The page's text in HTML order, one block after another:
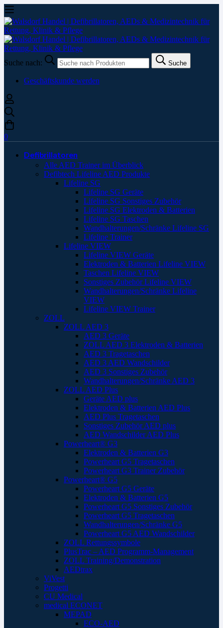
Suche nach: Suche
Geschäftskunde werden
0
Defibrillatoren
Alle AED Trainer im Überblick
Defibtech Lifeline AED Produkte
Lifeline SG
Lifeline SG Geräte
Lifeline SG Sonstiges Zubehör
Lifeline SG Elektroden & Batterien
Lifeline SG Taschen
Wandhalterungen/Schränke Lifeline SG
Lifeline Trainer
Lifeline VIEW
Lifeline VIEW Geräte
Elektroden & Batterien Lifeline VIEW
Taschen Lifeline VIEW
Sonstiges Zubehör Lifeline VIEW
Wandhalterungen/Schränke Lifeline
VIEW
Lifeline VIEW Trainer
ZOLL
ZOLL AED 3
AED 3 Geräte
ZOLL AED 3 Elektroden & Batterien
AED 3 Tragetaschen
AED 3 AED Wandschilder
AED 3 Sonstiges Zubehör
Wandhalterungen/Schränke AED 3
ZOLL AED Plus
Geräte AED plus
Elektroden & Batterien AED Plus
AED Plus Tragetaschen
Sonstiges Zubehör AED plus
AED Wandschilder AED Plus
Powerheart® G3
Elektroden & Batterien G3
Powerheart G5 Tragetaschen
Powerheart G3 Trainer Zubehör
Powerheart® G5
Powerheart G5 Geräte
Elektroden & Batterien G5
Powerheart G5 Sonstiges Zubehör
Powerheart G5 Tragetaschen
Wandhalterungen/Schränke G5
Powerheart G5 AED Wandschilder
ZOLL Rettungssymbole
PlusTrac – AED Programm-Management
ZOLL Training/Demonstration
AEDtrax
ViVest
Progetti
CU Medical
medical ECONET
MEPAD
ECO-AED